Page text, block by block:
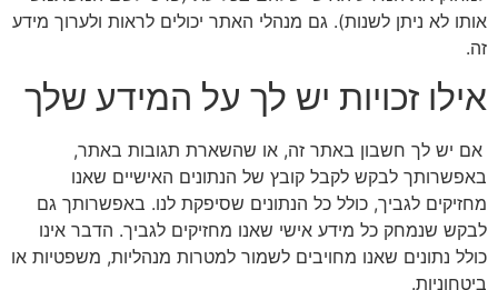
אותו לא ניתן לשנות). גם מנהלי האתר יכולים לראות ולערוך מידע
זה.
אילו זכויות יש לך על המידע שלך
אם יש לך חשבון באתר זה, או שהשארת תגובות באתר,
באפשרותך לבקש לקבל קובץ של הנתונים האישיים שאנו
מחזיקים לגביך, כולל כל הנתונים שסיפקת לנו. באפשרותך גם
לבקש שנמחק כל מידע אישי שאנו מחזיקים לגביך. הדבר אינו
כולל נתונים שאנו מחויבים לשמור למטרות מנהליות, משפטיות או
ביטחוניות.